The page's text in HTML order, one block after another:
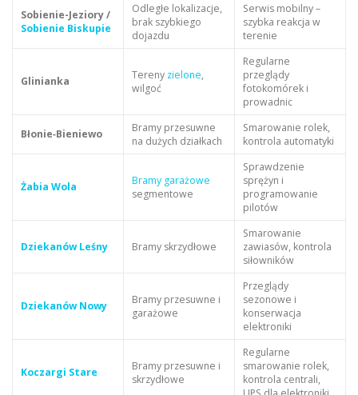
Sobienie-Jeziory /
Sobienie Biskupie
Odległe lokalizacje,
brak szybkiego
dojazdu
Serwis mobilny –
szybka reakcja w
terenie
Glinianka Tereny zielone,
wilgoć
Regularne
przeglądy
fotokomórek i
prowadnic
Błonie‑Bieniewo
Bramy przesuwne
na dużych działkach
Smarowanie rolek,
kontrola automatyki
Żabia Wola
Bramy garażowe
segmentowe
Sprawdzenie
sprężyn i
programowanie
pilotów
Dziekanów Leśny Bramy skrzydłowe
Smarowanie
zawiasów, kontrola
siłowników
Dziekanów Nowy
Bramy przesuwne i
garażowe
Przeglądy
sezonowe i
konserwacja
elektroniki
Koczargi Stare
Bramy przesuwne i
skrzydłowe
Regularne
smarowanie rolek,
kontrola centrali,